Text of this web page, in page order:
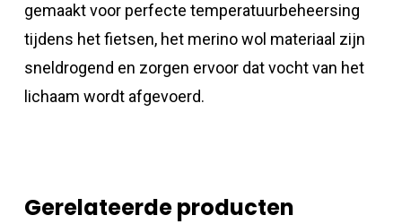
gemaakt voor perfecte temperatuurbeheersing
tijdens het fietsen, het merino wol materiaal zijn
sneldrogend en zorgen ervoor dat vocht van het
lichaam wordt afgevoerd.
Gerelateerde producten